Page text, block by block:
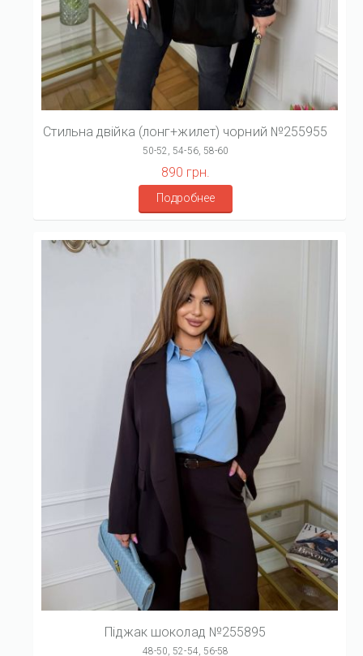
Стильна двійка (лонг+жилет) чорний №255955
50-52, 54-56, 58-60
890 грн.
Подробнее
Піджак шоколад №255895
48-50, 52-54, 56-58